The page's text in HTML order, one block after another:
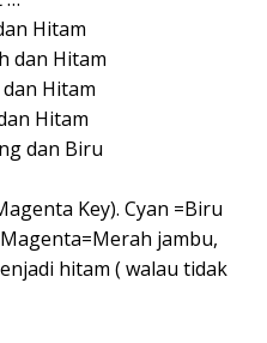
Hitam
dan Hitam
Hitam
Hitam
dan Biru
Key). Cyan =Biru
jambu,
hitam ( walau tidak